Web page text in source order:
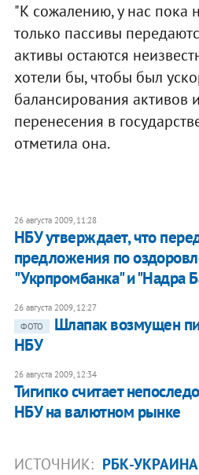
"К сожалению, у нас пока
только пассивы
активы остаются
хотели бы, чтобы был
балансирования активов
перенесения в
отметила она.
26 августа 2009, 11:28
НБУ утверждает, что
предложения по
"Укрпромбанка" и "Надра
26 августа 2009, 12:27
ФОТО
Шлапак возмущен
НБУ
26 августа 2009, 12:34
Тигипко считает
НБУ на валютном рынке
ИСТОЧНИК: РБК-УКРАИНА